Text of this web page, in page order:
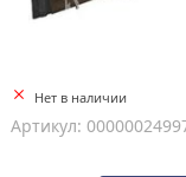
Нет в наличии
Артикул: